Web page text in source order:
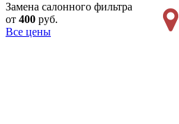
Замена салонного фильтра
от 400 руб.
Все цены